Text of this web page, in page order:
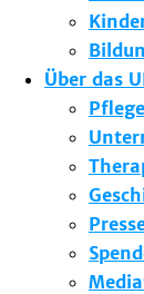
Über das
Pflege